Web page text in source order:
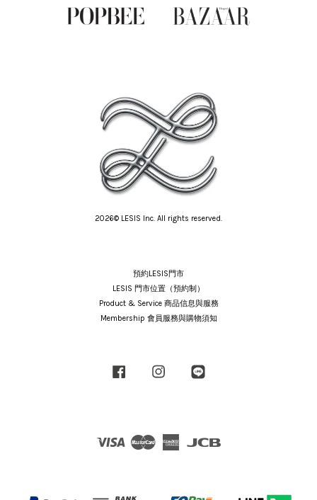
2026© LESIS Inc. All rights reserved.
預約LESIS門市
LESIS 門市位置（預約制）
Product & Service 商品信息與服務
Membership 會員服務與購物須知
Facebook Instagram
Visa Master
American
Express